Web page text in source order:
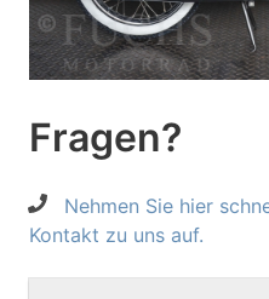
Fragen?
Nehmen Sie hier
Kontakt zu uns auf.